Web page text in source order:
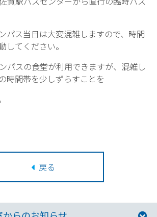
パス当日は大変混雑しますので、時間
してください。
パスの食堂が利用できますが、混雑し
時間帯を少しずらすことを
戻る